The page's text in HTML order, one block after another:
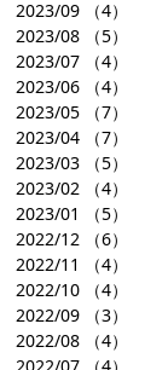
2023/09 （4）
2023/08 （5）
2023/07 （4）
2023/06 （4）
2023/05 （7）
2023/04 （7）
2023/03 （5）
2023/02 （4）
2023/01
（5）
2022/12 （6）
2022/11
（4）
2022/10 （4）
2022/09 （3）
2022/08 （4）